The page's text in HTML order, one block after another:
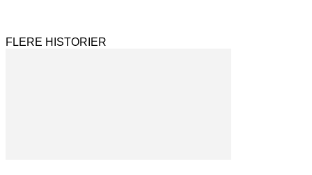
FLERE HISTORIER